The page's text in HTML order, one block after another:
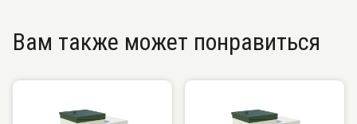
Вам также может понравиться